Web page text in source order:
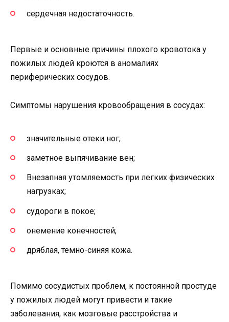
сердечная недостаточность.
Первые и основные причины плохого кровотока у
пожилых людей кроются в аномалиях
периферических сосудов.
Симптомы нарушения кровообращения в сосудах:
значительные отеки ног;
заметное выпячивание вен;
Внезапная утомляемость при легких физических
нагрузках;
судороги в покое;
онемение конечностей;
дряблая, темно-синяя кожа.
Помимо сосудистых проблем, к постоянной простуде
у пожилых людей могут привести и такие
заболевания, как мозговые расстройства и